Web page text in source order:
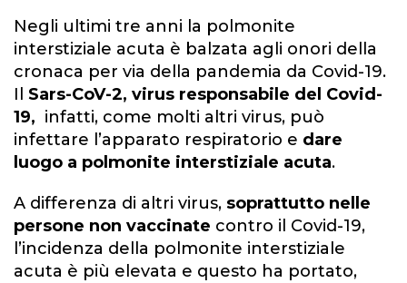
Negli ultimi tre anni la polmonite
interstiziale acuta è balzata agli onori della
cronaca per via della pandemia da Covid-19.
Il Sars-CoV-2, virus responsabile del Covid-
19, infatti, come molti altri virus, può
infettare l’apparato respiratorio e dare
luogo a polmonite interstiziale acuta.
A differenza di altri virus, soprattutto nelle
persone non vaccinate contro il Covid-19,
l’incidenza della polmonite interstiziale
acuta è più elevata e questo ha portato,